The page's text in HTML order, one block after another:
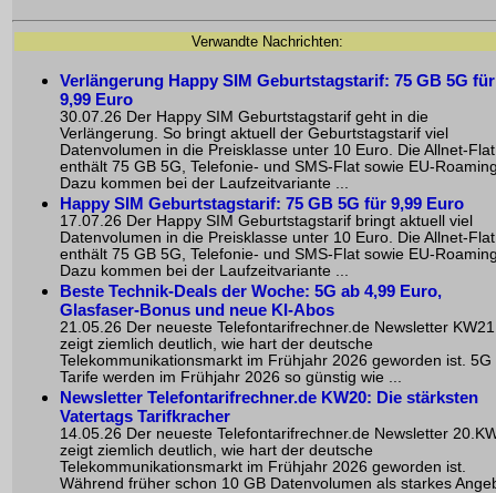
Verwandte Nachrichten:
Verlängerung Happy SIM Geburtstagstarif: 75 GB 5G für
9,99 Euro
30.07.26 Der Happy SIM Geburtstagstarif geht in die
Verlängerung. So bringt aktuell der Geburtstagstarif viel
Datenvolumen in die Preisklasse unter 10 Euro. Die Allnet-Flat
enthält 75 GB 5G, Telefonie- und SMS-Flat sowie EU-
Dazu kommen bei der Laufzeitvariante ...
Happy SIM Geburtstagstarif: 75 GB 5G für 9,99 Euro
17.07.26 Der Happy SIM Geburtstagstarif bringt aktuell viel
Datenvolumen in die Preisklasse unter 10 Euro. Die Allnet-Flat
enthält 75 GB 5G, Telefonie- und SMS-Flat sowie EU-
Dazu kommen bei der Laufzeitvariante ...
Beste Technik-Deals der Woche: 5G ab 4,99 Euro,
Glasfaser-Bonus und neue KI-Abos
21.05.26 Der neueste Telefontarifrechner.de Newsletter KW21
zeigt ziemlich deutlich, wie hart der deutsche
Telekommunikationsmarkt im Frühjahr 2026 geworden ist. 5G
Tarife werden im Frühjahr 2026 so günstig wie ...
Newsletter Telefontarifrechner.de KW20: Die stärksten
Vatertags Tarifkracher
14.05.26 Der neueste Telefontarifrechner.de Newsletter
zeigt ziemlich deutlich, wie hart der deutsche
Telekommunikationsmarkt im Frühjahr 2026 geworden ist.
Während früher schon 10 GB Datenvolumen als starkes